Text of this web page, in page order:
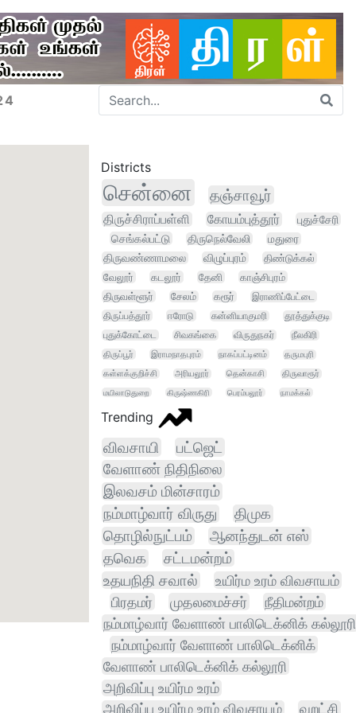
Districts
சென்னை தஞ்சாவூர்
திருச்சிராப்பள்ளி கோயம்புத்தூர்
புதுச்சேரி
செங்கல்பட்டு
திருநெல்வேலி
மதுரை
திருவண்ணாமலை
விழுப்புரம்
திண்டுக்கல்
வேலூர்
கடலூர் தேனி
காஞ்சிபுரம்
திருவள்ளூர்
சேலம் கரூர்
இராணிப்பேட்டை
திருப்பத்தூர்
ஈரோடு கன்னியாகுமரி
தூத்துக்குடி
புதுக்கோட்டை
சிவகங்கை விருதுநகர்
நீலகிரி
திருப்பூர்
இராமநாதபுரம் நாகப்பட்டினம்
தருமபுரி
கள்ளக்குறிச்சி
அரியலூர் தென்காசி திருவாரூர்
மயிலாடுதுறை கிருஷ்ணகிரி பெரம்பலூர் நாமக்கல்
Trending
விவசாயி பட்ஜெட்
வேளாண் நிதிநிலை
இலவசம் மின்சாரம்
நம்மாழ்வார் விருது
திமுக
தொழில்நுட்பம்
ஆனந்துடன் எஸ்
தவெக
சட்டமன்றம்
உதயநிதி சவால்
உயிர்ம உரம் விவசாயம்
பிரதமர்
முதலமைச்சர்
நீதிமன்றம்
நம்மாழ்வார் வேளாண் பாலிடெக்னிக் கல்லூரி
நம்மாழ்வார் வேளாண் பாலிடெக்னிக்
வேளாண் பாலிடெக்னிக் கல்லூரி
அறிவிப்பு உயிர்ம உரம்
அறிவிப்பு உயிர்ம உரம் விவசாயம்
வறட்சி